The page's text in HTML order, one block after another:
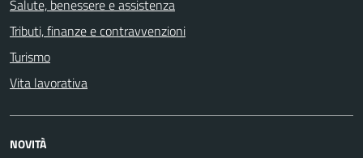
Salute, benessere e assistenza
Tributi, finanze e contravvenzioni
Turismo
Vita lavorativa
NOVITÀ